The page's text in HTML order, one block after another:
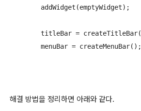
	menuBar = createMenuBar();
해결 방법을 정리하면 아래와 같다.